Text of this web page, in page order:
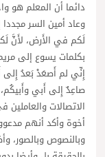
دائما أن المعلم هو
وعاد أمين السر
لَكم في الأَرض، لأَنَّ
بكلمات يسوع إلى
إِنِّي لم أَصعَدْ بَعدُ
صاعِدٌ إِلى أَبي
الاتصالات
أخوة وأكد أنهم
وبالنصوص وبالصور،